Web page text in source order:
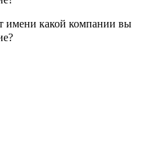
имени какой компании вы